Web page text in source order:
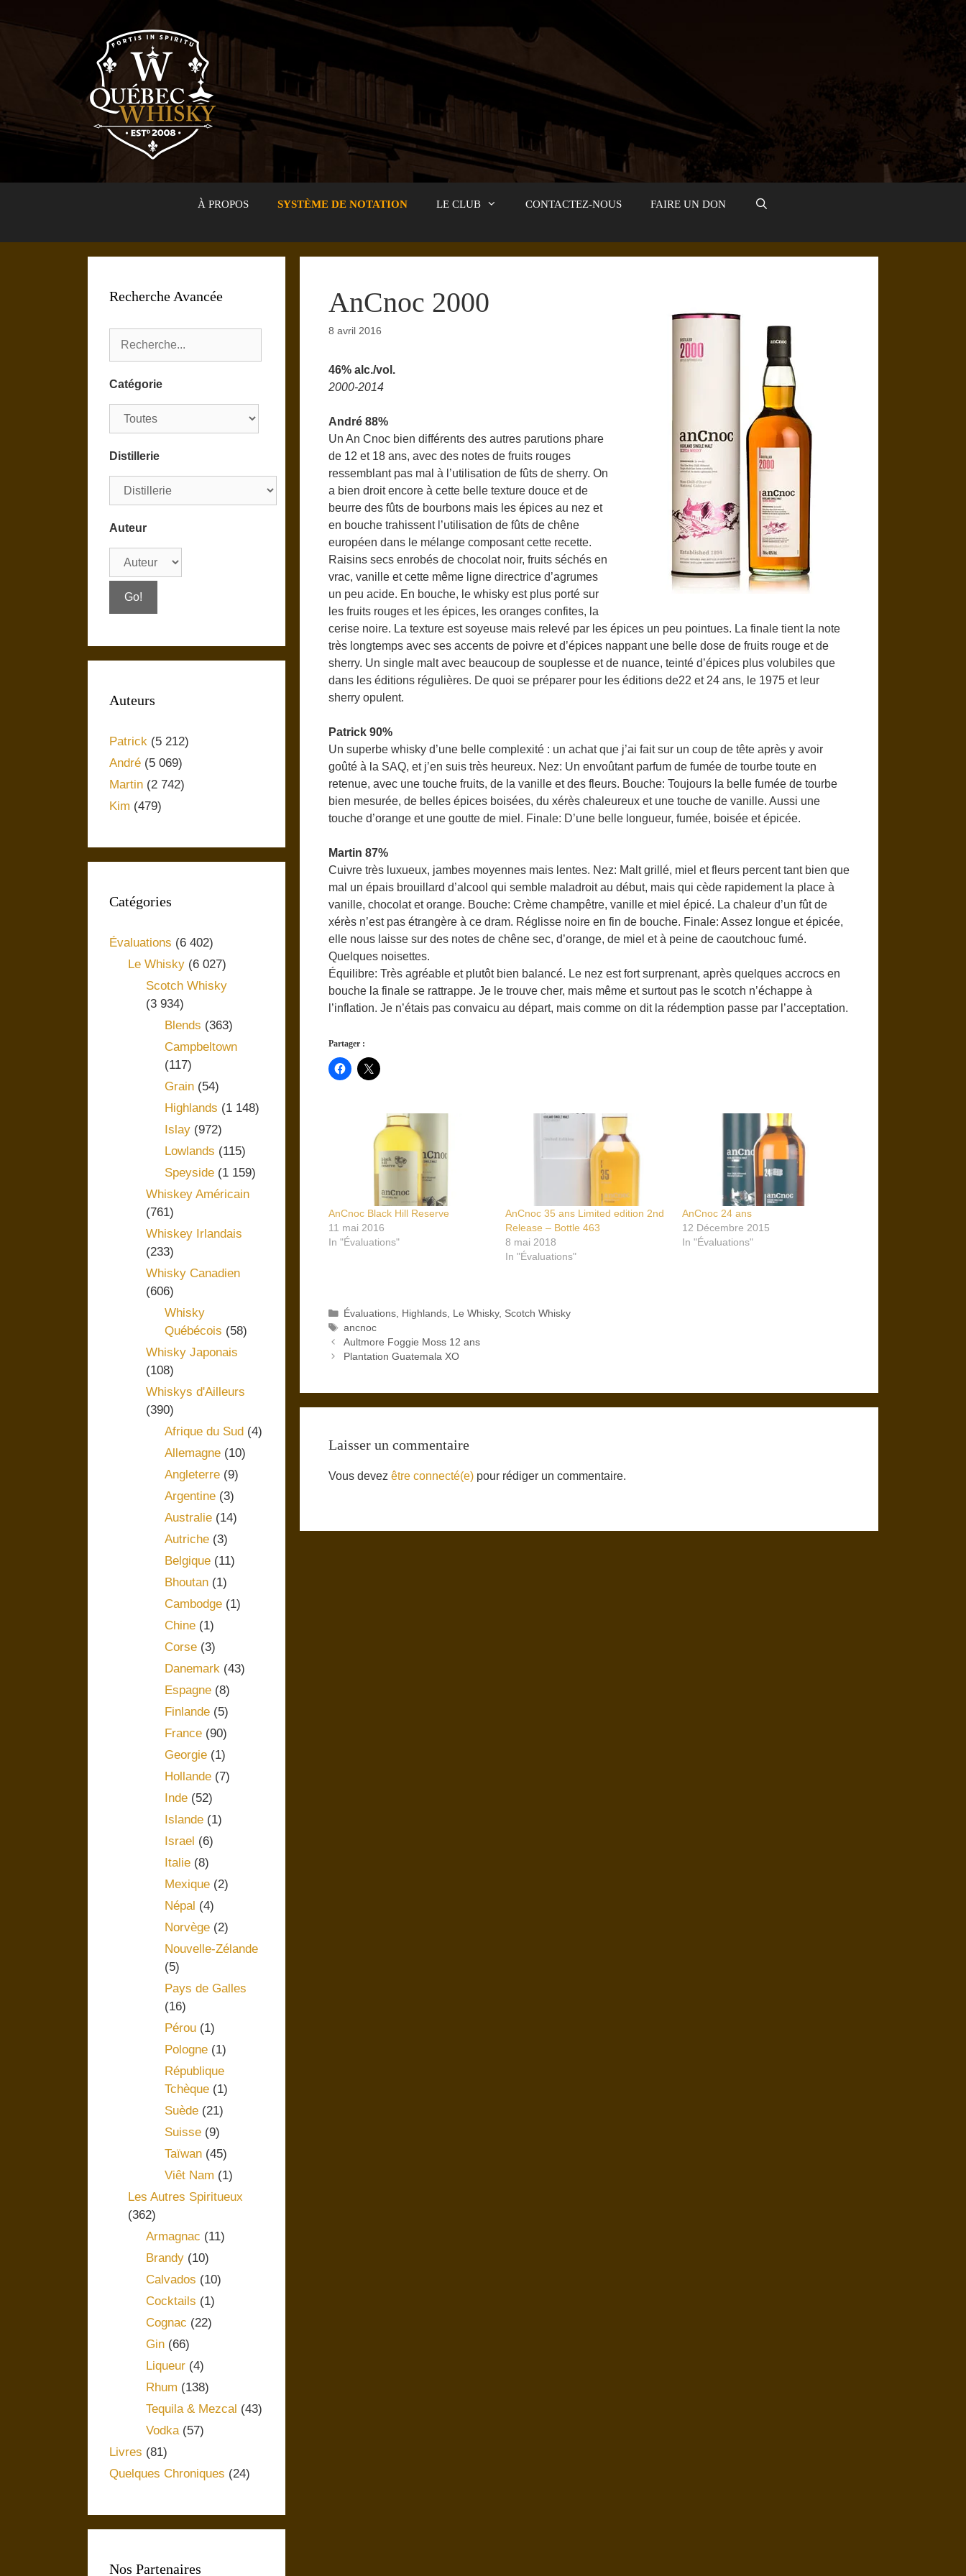
au
À PROPOS SYSTÈME DE NOTATION LE CLUB CONTACTEZ-NOUS FAIRE UN DON
AnCnoc 2000
8 avril 2016
46% alc./vol.
2000-2014
André 88%
Un An Cnoc bien différents des autres parutions phare
de 12 et 18 ans, avec des notes de fruits rouges
ressemblant pas mal à l’utilisation de fûts de sherry. On
a bien droit encore à cette belle texture douce et de
beurre des fûts de bourbons mais les épices au nez et
en bouche trahissent l’utilisation de fûts de chêne
européen dans le mélange composant cette recette.
Raisins secs enrobés de chocolat noir, fruits séchés en
vrac, vanille et cette même ligne directrice d’agrumes
un peu acide. En bouche, le whisky est plus porté sur
les fruits rouges et les épices, les oranges confites, la
cerise noire. La texture est soyeuse mais relevé par les épices un peu pointues. La finale tient la note
très longtemps avec ses accents de poivre et d’épices nappant une belle dose de fruits rouge et de
sherry. Un single malt avec beaucoup de souplesse et de nuance, teinté d’épices plus volubiles que
dans les éditions régulières. De quoi se préparer pour les éditions de22 et 24 ans, le 1975 et leur
sherry opulent.
Patrick 90%
Un superbe whisky d’une belle complexité : un achat que j’ai fait sur un coup de tête après y avoir
goûté à la SAQ, et j’en suis très heureux. Nez: Un envoûtant parfum de fumée de tourbe toute en
retenue, avec une touche fruits, de la vanille et des fleurs. Bouche: Toujours la belle fumée de tourbe
bien mesurée, de belles épices boisées, du xérès chaleureux et une touche de vanille. Aussi une
touche d’orange et une goutte de miel. Finale: D’une belle longueur, fumée, boisée et épicée.
Martin 87%
Cuivre très luxueux, jambes moyennes mais lentes. Nez: Malt grillé, miel et fleurs percent tant bien que
mal un épais brouillard d’alcool qui semble maladroit au début, mais qui cède rapidement la place à
vanille, chocolat et orange. Bouche: Crème champêtre, vanille et miel épicé. La chaleur d’un fût de
xérès n’est pas étrangère à ce dram. Réglisse noire en fin de bouche. Finale: Assez longue et épicée,
elle nous laisse sur des notes de chêne sec, d’orange, de miel et à peine de caoutchouc fumé.
Quelques noisettes.
Équilibre: Très agréable et plutôt bien balancé. Le nez est fort surprenant, après quelques accrocs en
bouche la finale se rattrappe. Je le trouve cher, mais même et surtout pas le scotch n’échappe à
l’inflation. Je n’étais pas convaicu au départ, mais comme on dit la rédemption passe par l’acceptation.
Partager :
AnCnoc Black Hill Reserve
11 mai 2016
In "Évaluations"
AnCnoc 35 ans Limited edition 2nd
Release – Bottle 463
8 mai 2018
In "Évaluations"
AnCnoc 24 ans
12 Décembre 2015
In "Évaluations"
Catégories
Évaluations Highlands Le Whisky, Scotch Whisky
Étiquettes
ancnoc
Aultmore Foggie Moss 12 ans
Plantation Guatemala XO
Laisser un commentaire
Vous devez être connecté(e) pour rédiger un commentaire.
Recherche Avancée
Catégorie
Distillerie
Auteur
Auteurs
Patrick (5 212)
André (5 069)
Martin (2 742)
Kim (479)
Catégories
Évaluations (6 402)
Le Whisky(6 027)
Scotch Whisky
(3 934)
Blends (363)
Campbeltown
(117)
Grain(54)
Highlands (1 148)
Islay(972)
Lowlands (115)
Speyside(1 159)
Whiskey Américain
(761)
Whiskey Irlandais
(233)
Whisky Canadien
(606)
Whisky
Québécois (58)
Whisky Japonais
(108)
Whiskys d'Ailleurs
(390)
Afrique du Sud(4)
Allemagne(10)
Angleterre(9)
Argentine(3)
Australie(14)
Autriche(3)
Belgique(11)
Bhoutan(1)
Cambodge(1)
Chine(1)
Corse(3)
Danemark (43)
Espagne(8)
Finlande(5)
France(90)
Georgie(1)
Hollande(7)
Inde(52)
Islande(1)
Israel (6)
Italie(8)
Mexique(2)
Népal (4)
Norvège(2)
Nouvelle-Zélande
(5)
Pays de Galles
(16)
Pérou(1)
Pologne(1)
République
Tchèque(1)
Suède(21)
Suisse(9)
Taïwan(45)
Viêt Nam (1)
Les Autres Spiritueux
(362)
Armagnac (11)
Brandy (10)
Calvados (10)
Cocktails (1)
Cognac (22)
Gin (66)
Liqueur (4)
Rhum (138)
Tequila & Mezcal (43)
Vodka (57)
Livres (81)
Quelques Chroniques (24)
Nos Partenaires